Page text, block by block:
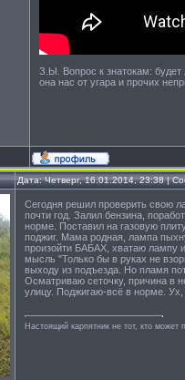
З.Ы. Вопрос к знатокам: будет
она нас от угара и прочих
Дата: Четверг, 16.01.2014, 23:38 |
Сегодня решил проверить свою
почти год. Залил бензина,
норме. Поставил на газовую
поджиг. Мама родная, лампа
произойти БАБАХ, хватаю лампу
мысль "Только бы в руках не
выходу из подъезда. Но пламя
Осматриваю сеточку, причина в
улицу. Поджигаю-всё в норме.
Настоящий карпятник не тот, кто